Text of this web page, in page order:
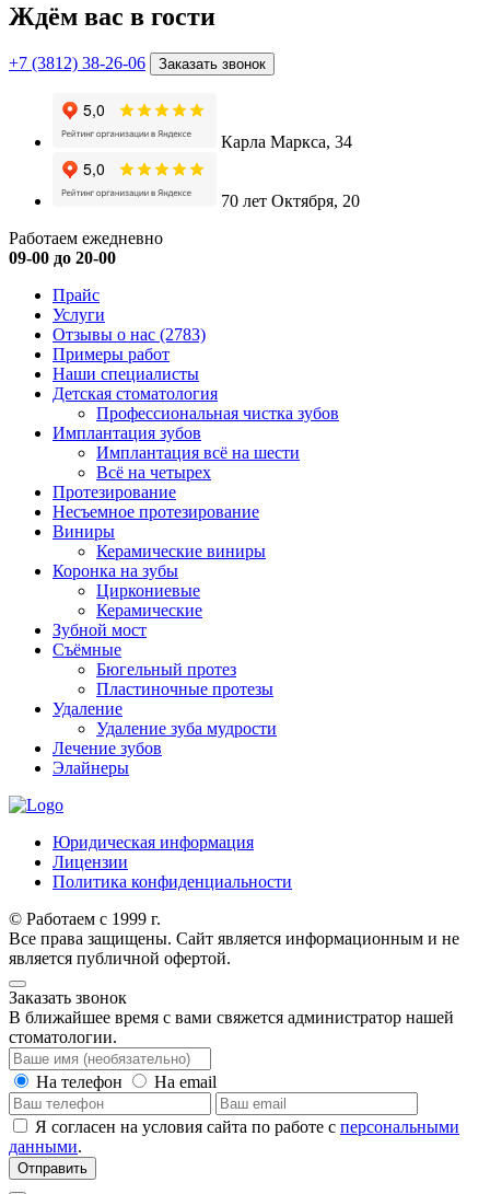
Ждём вас в гости
+7 (3812) 38-26-06 Заказать звонок
Карла Маркса, 34
70 лет Октября, 20
Работаем ежедневно
09-00 до 20-00
Прайс
Услуги
Отзывы о нас (2783)
Примеры работ
Наши специалисты
Детская стоматология
Профессиональная чистка зубов
Имплантация зубов
Имплантация всё на шести
Всё на четырех
Протезирование
Несъемное протезирование
Виниры
Керамические виниры
Коронка на зубы
Циркониевые
Керамические
Зубной мост
Съёмные
Бюгельный протез
Пластиночные протезы
Удаление
Удаление зуба мудрости
Лечение зубов
Элайнеры
Юридическая информация
Лицензии
Политика конфиденциальности
© Работаем с 1999 г.
Все права защищены. Сайт является информационным и не
является публичной офертой.
Заказать звонок
В ближайшее время с вами свяжется администратор нашей
стоматологии.
На телефон На email
Я согласен на условия сайта по работе с персональными
данными.
Отправить